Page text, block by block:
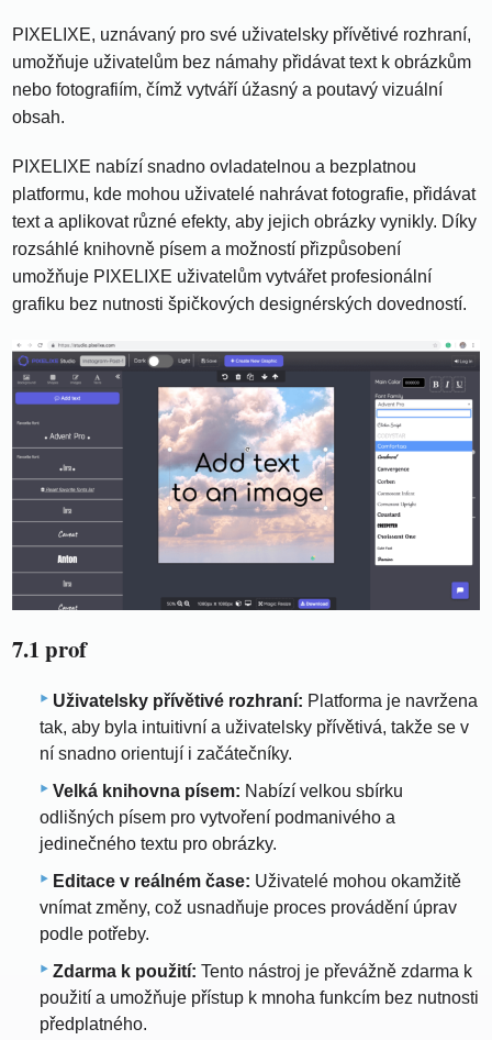
PIXELIXE, uznávaný pro své uživatelsky přívětivé rozhraní,
umožňuje uživatelům bez námahy přidávat text k obrázkům
nebo fotografiím, čímž vytváří úžasný a poutavý vizuální
obsah.
PIXELIXE nabízí snadno ovladatelnou a bezplatnou
platformu, kde mohou uživatelé nahrávat fotografie, přidávat
text a aplikovat různé efekty, aby jejich obrázky vynikly. Díky
rozsáhlé knihovně písem a možností přizpůsobení
umožňuje PIXELIXE uživatelům vytvářet profesionální
grafiku bez nutnosti špičkových designérských dovedností.
7.1 prof
Uživatelsky přívětivé rozhraní: Platforma je navržena
tak, aby byla intuitivní a uživatelsky přívětivá, takže se v
ní snadno orientují i ​​začátečníky.
Velká knihovna písem: Nabízí velkou sbírku
odlišných písem pro vytvoření podmanivého a
jedinečného textu pro obrázky.
Editace v reálném čase: Uživatelé mohou okamžitě
vnímat změny, což usnadňuje proces provádění úprav
podle potřeby.
Zdarma k použití: Tento nástroj je převážně zdarma k
použití a umožňuje přístup k mnoha funkcím bez nutnosti
předplatného.